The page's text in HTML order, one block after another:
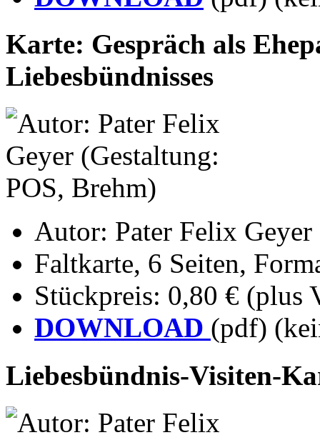
Karte: Gespräch als
Liebesbündnisses
Autor: Pater Felix
Faltkarte, 6 Seiten,
Stückpreis: 0,80 € (plus
DOWNLOAD (pdf)
Liebesbündnis-Visiten-